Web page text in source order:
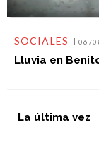
SOCIALES 06/
Lluvia en
La última vez